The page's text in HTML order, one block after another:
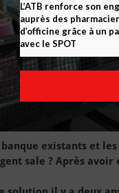
existants et
sale ? Après
L’ATB renforce son
auprès des
d’officine grâce à un
avec le SPOT